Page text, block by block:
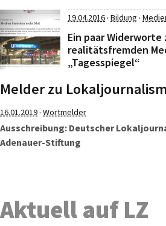
19.04.2016· Bildung ·
Ein paar
realitätsfremden
„Tagesspiegel“
Melder zu
16.01.2019· Wortmelder
Ausschreibung: Deutscher
Adenauer-Stiftung
Aktuell auf LZ